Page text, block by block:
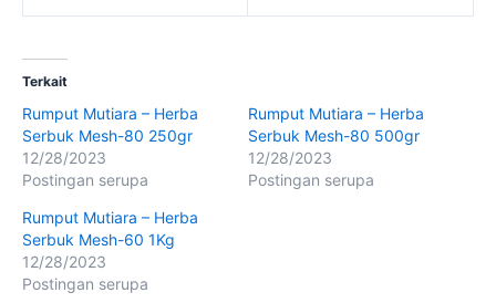
Terkait
Rumput Mutiara – Herba
Serbuk Mesh-80 250gr
12/28/2023
Postingan serupa
Rumput Mutiara – Herba
Serbuk Mesh-80 500gr
12/28/2023
Postingan serupa
Rumput Mutiara – Herba
Serbuk Mesh-60 1Kg
12/28/2023
Postingan serupa